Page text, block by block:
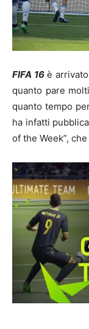
FIFA 16è arrivato
quanto pare
quanto tempo
ha infatti
of the Week”,